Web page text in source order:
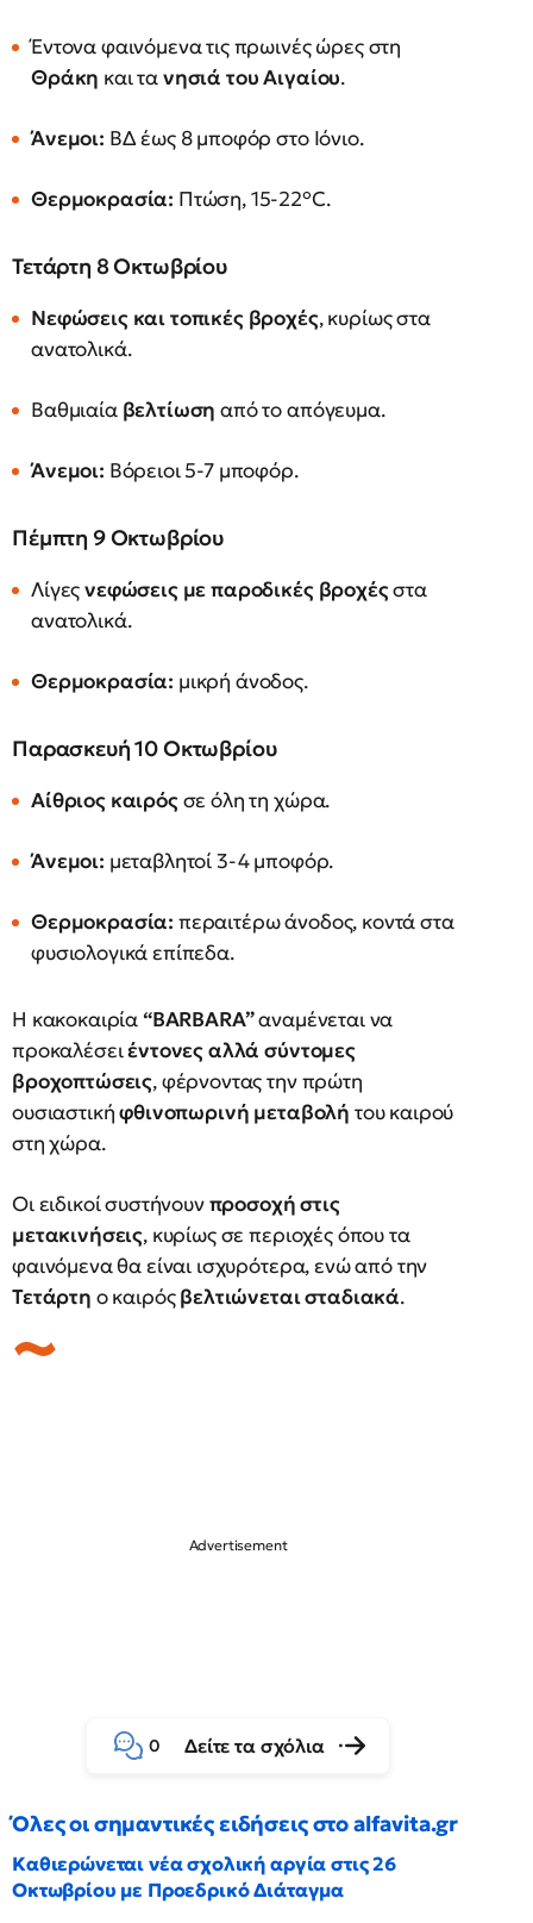
Έντονα φαινόμενα τις πρωινές ώρες στη
Θράκη και τανησιά του Αιγαίου.
Άνεμοι: ΒΔ έως 8 μποφόρ στο Ιόνιο.
Θερμοκρασία: Πτώση, 15-22°C.
Τετάρτη 8 Οκτωβρίου
Νεφώσεις και τοπικές βροχές, κυρίως στα
ανατολικά.
Βαθμιαία βελτίωση από το απόγευμα.
Άνεμοι: Βόρειοι 5-7 μποφόρ.
Πέμπτη 9 Οκτωβρίου
Λίγεςνεφώσεις με παροδικές βροχέςστα
ανατολικά.
Θερμοκρασία: μικρή άνοδος.
Παρασκευή 10 Οκτωβρίου
Αίθριος καιρόςσε όλη τη χώρα.
Άνεμοι: μεταβλητοί 3-4 μποφόρ.
Θερμοκρασία: περαιτέρω άνοδος, κοντά στα
φυσιολογικά επίπεδα.
Η κακοκαιρία“BARBARA”αναμένεται να
προκαλέσειέντονες αλλά σύντομες
βροχοπτώσεις, φέρνοντας την πρώτη
ουσιαστικήφθινοπωρινή μεταβολή του καιρού
στη χώρα.
Οι ειδικοί συστήνουνπροσοχή στις
μετακινήσεις, κυρίως σε περιοχές όπου τα
φαινόμενα θα είναι ισχυρότερα, ενώ από την
Τετάρτη ο καιρόςβελτιώνεται σταδιακά.
0 Δείτε τα σχόλια
Όλες οι σημαντικές ειδήσεις στο alfavita.gr
Καθιερώνεται νέα σχολική αργία στις 26
Οκτωβρίου με Προεδρικό Διάταγμα